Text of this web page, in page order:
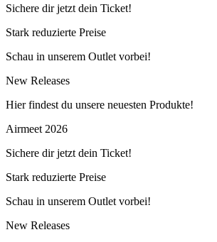
Sichere dir jetzt dein Ticket!
Stark reduzierte Preise
Schau in unserem Outlet vorbei!
New Releases
Hier findest du unsere neuesten Produkte!
Airmeet 2026
Sichere dir jetzt dein Ticket!
Stark reduzierte Preise
Schau in unserem Outlet vorbei!
New Releases